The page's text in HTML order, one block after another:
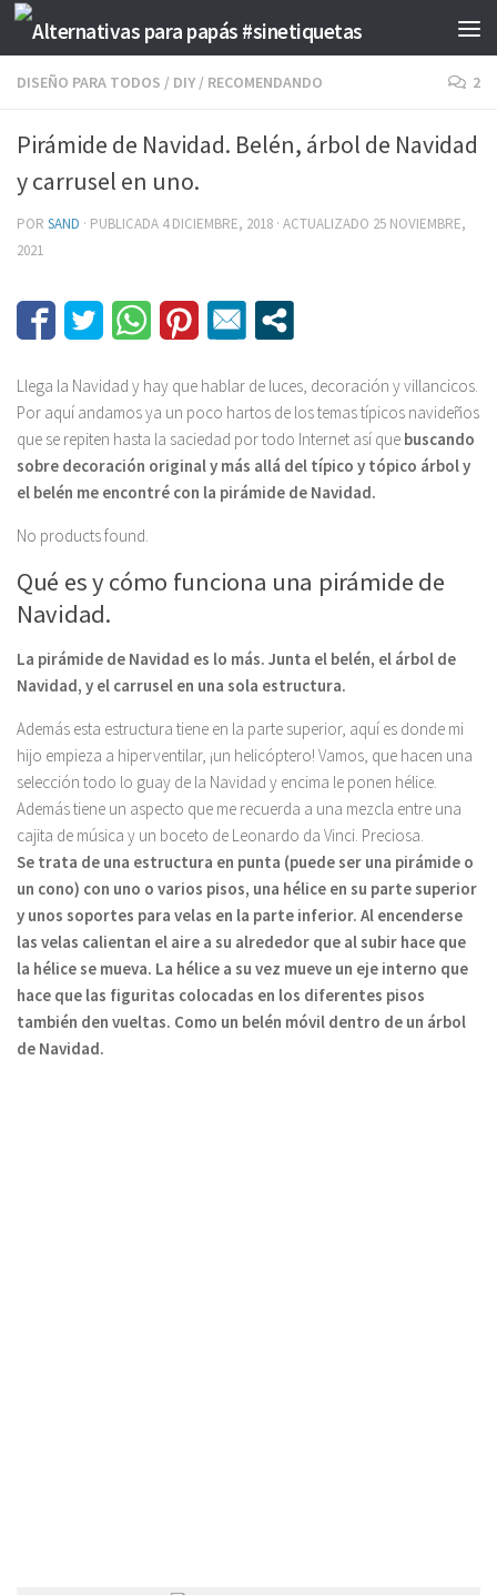
Saltar al contenido
DISEÑO PARA TODOS / DIY / RECOMENDANDO 2
Pirámide de Navidad. Belén, árbol de Navidad
y carrusel en uno.
POR SAND · PUBLICADA 4 DICIEMBRE, 2018 · ACTUALIZADO 25 NOVIEMBRE,
2021
Llega la Navidad y hay que hablar de luces, decoración y villancicos.
Por aquí andamos ya un poco hartos de los temas típicos navideños
que se repiten hasta la saciedad por todo Internet así que buscando
sobre decoración original y más allá del típico y tópico árbol y
el belén me encontré con la pirámide de Navidad.
No products found.
Qué es y cómo funciona una pirámide de
Navidad.
La pirámide de Navidad es lo más. Junta el belén, el árbol de
Navidad, y el carrusel en una sola estructura.
Además esta estructura tiene en la parte superior, aquí es donde mi
hijo empieza a hiperventilar, ¡un helicóptero! Vamos, que hacen una
selección todo lo guay de la Navidad y encima le ponen hélice.
Además tiene un aspecto que me recuerda a una mezcla entre una
cajita de música y un boceto de Leonardo da Vinci. Preciosa.
Se trata de una estructura en punta (puede ser una pirámide o
un cono) con uno o varios pisos, una hélice en su parte superior
y unos soportes para velas en la parte inferior. Al encenderse
las velas calientan el aire a su alrededor que al subir hace que
la hélice se mueva. La hélice a su vez mueve un eje interno que
hace que las figuritas colocadas en los diferentes pisos
también den vueltas. Como un belén móvil dentro de un árbol
de Navidad.